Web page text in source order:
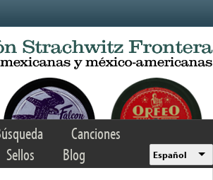
Canciones
Sellos Blog Español